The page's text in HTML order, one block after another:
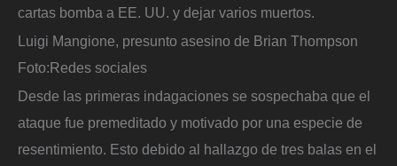
cartas bomba a EE. UU. y dejar varios muertos.
Luigi Mangione, presunto asesino de Brian Thompson
Foto:Redes sociales
Desde las primeras indagaciones se sospechaba que el
ataque fue premeditado y motivado por una especie de
resentimiento. Esto debido al hallazgo de tres balas en el